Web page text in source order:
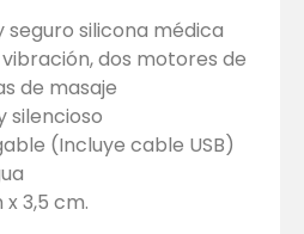
seguro silicona médica
vibración, dos motores de
de masaje
silencioso
(Incluye cable USB)
x 3,5 cm.